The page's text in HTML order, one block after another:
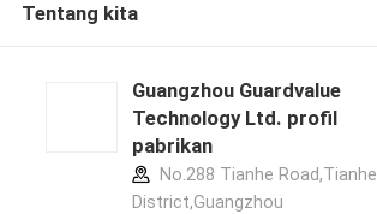
Tentang kita
Guangzhou Guardvalue
Technology Ltd. profil
pabrikan
No.288 Tianhe Road,Tianhe
District,Guangzhou